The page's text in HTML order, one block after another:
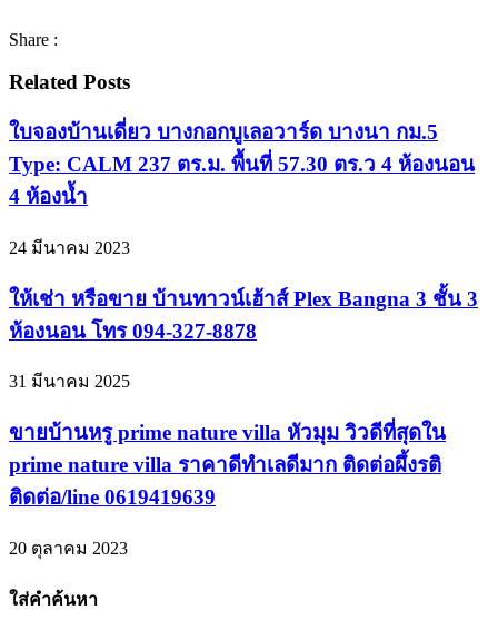
Share :
Related Posts
ใบจองบ้านเดี่ยว บางกอกบูเลอวาร์ด บางนา กม.5
Type: CALM 237 ตร.ม. พื้นที่ 57.30 ตร.ว 4 ห้องนอน
4 ห้องน้ำ
24 มีนาคม 2023
ให้เช่า หรือขาย บ้านทาวน์เฮ้าส์ Plex Bangna 3 ชั้น 3
ห้องนอน โทร 094-327-8878
31 มีนาคม 2025
ขายบ้านหรู prime nature villa หัวมุม วิวดีที่สุดใน
prime nature villa ราคาดีทำเลดีมาก ติดต่อผึ้งรติ
ติดต่อ/line 0619419639
20 ตุลาคม 2023
ใส่คำค้นหา